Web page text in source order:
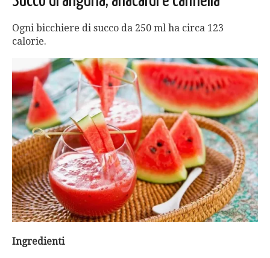
Ogni bicchiere di succo da 250 ml ha circa 123
calorie.
Ingredienti